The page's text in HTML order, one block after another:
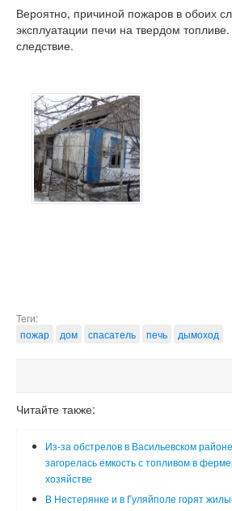
Вероятно, причиной пожаров в обоих
эксплуатации печи на твердом
следствие.
Теги:
пожар
дом спасатель печь дымоход
Читайте также:
Из-за обстрелов в Васильевском районе
загорелась емкость с топливом в
хозяйстве
В Нестерянке и в Гуляйполе горят